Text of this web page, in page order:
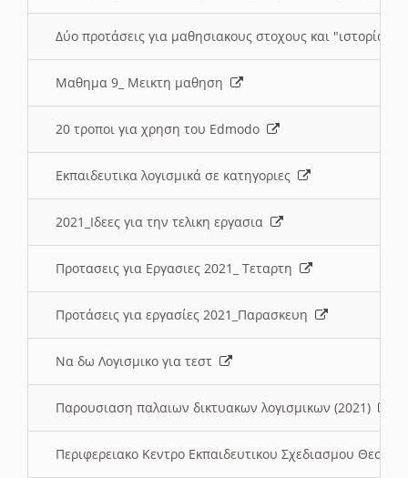
Δύο προτάσεις για μαθησιακους στοχους και "ιστορία"
Μαθημα 9_ Μεικτη μαθηση
20 τροποι για χρηση του Edmodo
Εκπαιδευτικα λογισμικά σε κατηγοριες
2021_Ιδεες για την τελικη εργασια
Προτασεις για Εργασιες 2021_ Τεταρτη
Προτάσεις για εργασίες 2021_Παρασκευη
Να δω Λογισμικο για τεστ
Παρουσιαση παλαιων δικτυακων λογισμικων (2021)
Περιφερειακο Κεντρο Εκπαιδευτικου Σχεδιασμου